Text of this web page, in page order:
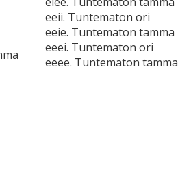
eeii. Tuntematon ori
eeie. Tuntematon tamma
eeei. Tuntematon ori
eeee. Tuntematon tamma